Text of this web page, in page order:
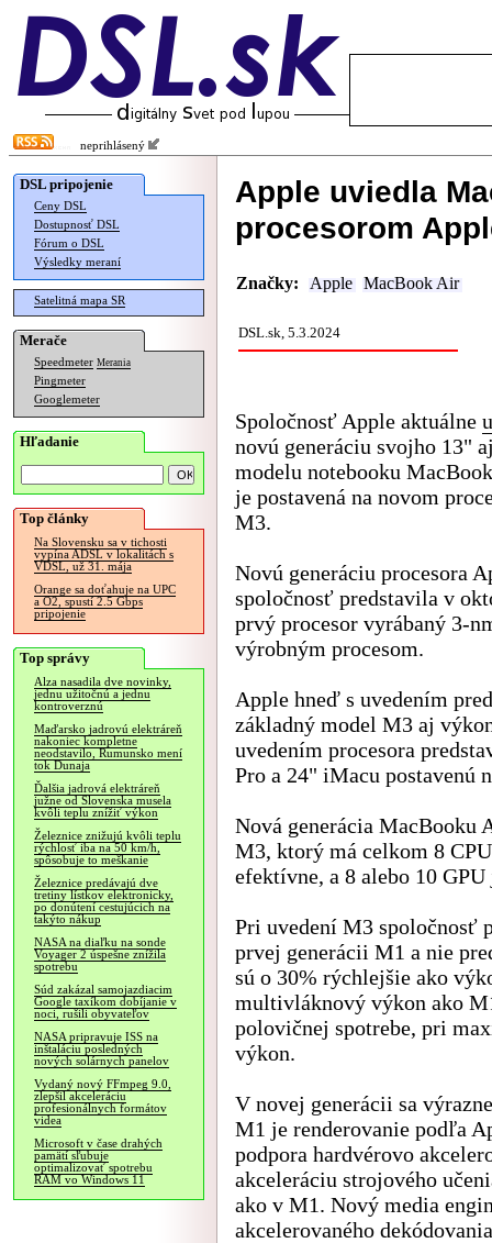
neprihlásený
DSL pripojenie
Ceny DSL
Dostupnosť DSL
Fórum o DSL
Výsledky meraní
Satelitná mapa SR
Merače
Speedmeter Merania
Pingmeter
Googlemeter
Hľadanie
Top články
Na Slovensku sa v tichosti
vypína ADSL v lokalitách s
VDSL, už 31. mája
Orange sa doťahuje na UPC
a O2, spustí 2.5 Gbps
pripojenie
Top správy
Alza nasadila dve novinky,
jednu užitočnú a jednu
kontroverznú
Maďarsko jadrovú elektráreň
nakoniec kompletne
neodstavilo, Rumunsko mení
tok Dunaja
Ďalšia jadrová elektráreň
južne od Slovenska musela
kvôli teplu znížiť výkon
Železnice znižujú kvôli teplu
rýchlosť iba na 50 km/h,
spôsobuje to meškanie
Železnice predávajú dve
tretiny lístkov elektronicky,
po donútení cestujúcich na
takýto nákup
NASA na diaľku na sonde
Voyager 2 úspešne znížila
spotrebu
Súd zakázal samojazdiacim
Google taxíkom dobíjanie v
noci, rušili obyvateľov
NASA pripravuje ISS na
inštaláciu posledných
nových solárnych panelov
Vydaný nový FFmpeg 9.0,
zlepšil akceleráciu
profesionálnych formátov
videa
Microsoft v čase drahých
pamätí sľubuje
optimalizovať spotrebu
RAM vo Windows 11
Apple uviedla
procesorom
Značky: Apple MacBook Air
DSL.sk, 5.3.2024
Spoločnosť Apple aktuálne
novú generáciu svojho 13"
modelu notebooku
je postavená na novom
M3.
Novú generáciu procesora
spoločnosť predstavila v
prvý procesor vyrábaný 3-
výrobným procesom.
Apple hneď s uvedením
základný model M3 aj
uvedením procesora
Pro a 24" iMacu postavenú
Nová generácia MacBooku
M3, ktorý má celkom 8
efektívne, a 8 alebo 10 GPU
Pri uvedení M3 spoločnosť
prvej generácii M1 a nie
sú o 30% rýchlejšie ako
multivláknový výkon ako
polovičnej spotrebe, pri
výkon.
V novej generácii sa
M1 je renderovanie podľa
podpora hardvérovo
akceleráciu strojového
ako v M1. Nový media
akcelerovaného